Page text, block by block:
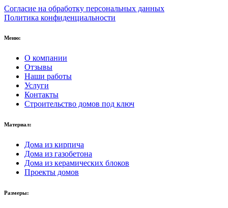
Согласие на обработку персональных данных
Политика конфиденциальности
Меню:
О компании
Отзывы
Наши работы
Услуги
Контакты
Строительство домов под ключ
Материал:
Дома из кирпича
Дома из газобетона
Дома из керамических блоков
Проекты домов
Размеры: